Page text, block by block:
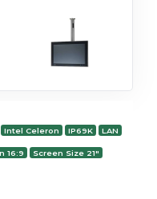
Intel Celeron IP69K LAN
16:9 Screen Size 21"